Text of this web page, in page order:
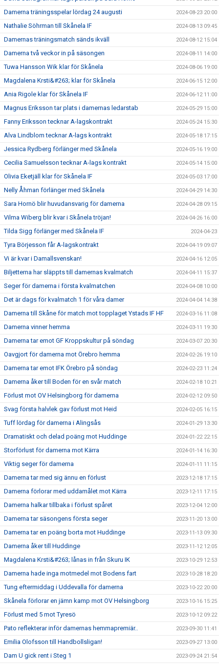
Damerna träningsspelar lördag 24 augusti 2024-08-23 20:00
Nathalie Söhrman till Skånela IF 2024-08-13 09:45
Damernas träningsmatch sänds ikväll 2024-08-12 15:04
Damerna två veckor in på säsongen 2024-08-11 14:00
Tuwa Hansson Wik klar för Skånela 2024-08-06 19:00
Magdalena Krsti&#263; klar för Skånela 2024-06-15 12:00
Ania Rigole klar för Skånela IF 2024-06-12 11:00
Magnus Eriksson tar plats i damernas ledarstab 2024-05-29 15:00
Fanny Eriksson tecknar A-lagskontrakt 2024-05-24 15:30
Alva Lindblom tecknar A-lags kontrakt 2024-05-18 17:15
Jessica Rydberg förlänger med Skånela 2024-05-16 19:00
Cecilia Samuelsson tecknar A-lags kontrakt 2024-05-14 15:00
Olivia Eketjäll klar för Skånela IF 2024-05-03 17:00
Nelly Åhman förlänger med Skånela 2024-04-29 14:30
Sara Hornö blir huvudansvarig för damerna 2024-04-28 09:15
Vilma Wiberg blir kvar i Skånela tröjan! 2024-04-26 16:00
Tilda Sigg förlänger med Skånela IF 2024-04-23
Tyra Börjesson får A-lagskontrakt 2024-04-19 09:07
Vi är kvar i Damallsvenskan! 2024-04-16 12:05
Biljetterna har släppts till damernas kvalmatch 2024-04-11 15:37
Seger för damerna i första kvalmatchen 2024-04-08 10:00
Det är dags för kvalmatch 1 för våra damer 2024-04-04 14:38
Damerna till Skåne för match mot topplaget Ystads IF HF 2024-03-16 11:08
Damerna vinner hemma 2024-03-11 19:30
Damerna tar emot GF Kroppskultur på söndag 2024-03-07 20:30
Oavgjort för damerna mot Örebro hemma 2024-02-26 19:10
Damerna tar emot IFK Örebro på söndag 2024-02-23 11:24
Damerna åker till Boden för en svår match 2024-02-18 10:21
Förlust mot OV Helsingborg för damerna 2024-02-12 09:50
Svag första halvlek gav förlust mot Heid 2024-02-05 16:15
Tuff lördag för damerna i Alingsås 2024-01-29 13:30
Dramatiskt och delad poäng mot Huddinge 2024-01-22 22:15
Storförlust för damerna mot Kärra 2024-01-14 16:30
Viktig seger för damerna 2024-01-11 11:15
Damerna tar med sig ännu en förlust 2023-12-18 17:15
Damerna förlorar med uddamålet mot Kärra 2023-12-11 17:15
Damerna halkar tillbaka i förlust spåret 2023-12-04 12:00
Damerna tar säsongens första seger 2023-11-20 13:00
Damerna tar en poäng borta mot Huddinge 2023-11-13 09:30
Damerna åker till Huddinge 2023-11-12 12:05
Magdalena Krsti&#263; lånas in från Skuru IK 2023-10-29 12:53
Damerna hade inga motmedel mot Bodens fart 2023-10-28 18:20
Tung eftermiddag i Uddevalla för damerna 2023-10-22 20:00
Skånela förlorar en jämn kamp mot OV Helsingborg 2023-10-16 15:25
Förlust med 5 mot Tyresö 2023-10-12 09:22
Pato reflekterar inför damernas hemmapremiär.. 2023-09-30 11:41
Emilia Olofsson till Handbollsligan! 2023-09-27 13:00
Dam U gick rent i Steg 1 2023-09-24 21:54